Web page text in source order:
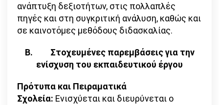
ανάπτυξη δεξιοτήτων, στις πολλαπλές
πηγές και στη συγκριτική ανάλυση, καθώς και
σε καινοτόμες μεθόδους διδασκαλίας.
Β. Στοχευμένες παρεμβάσεις για την
ενίσχυση του εκπαιδευτικού έργου
Πρότυπα και Πειραματικά
Σχολεία: Ενισχύεται και διευρύνεται ο